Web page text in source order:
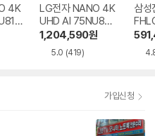
4K
LG전자 NANO 4K
UHD AI 75NU850
BENA
1,204,590원
5.0 (419)
삼성
가입신청